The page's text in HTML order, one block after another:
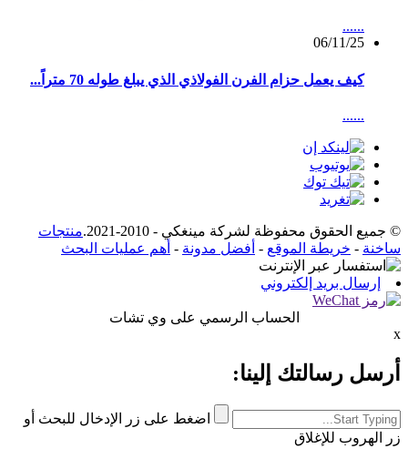
......
06/11/25
كيف يعمل حزام الفرن الفولاذي الذي يبلغ طوله 70 متراً...
......
© جميع الحقوق محفوظة لشركة مينغكي - 2010-2021.
منتجات
ساخنة - خريطة الموقع - أفضل مدونة - أهم عمليات البحث
إرسال بريد إلكتروني
الحساب الرسمي على وي تشات
x
أرسل رسالتك إلينا:
اضغط على زر الإدخال للبحث أو
زر الهروب للإغلاق